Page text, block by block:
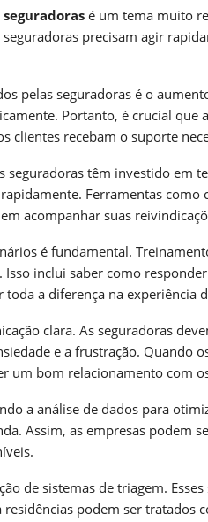
é um tema muito
precisam agir
pelas seguradoras é o
Portanto, é crucial
clientes recebam o suporte
têm investido em
Ferramentas
acompanhar suas
é fundamental.
inclui saber como
a diferença na experiência
clara. As seguradoras
e a frustração. Quando
um bom relacionamento com
a análise de dados para
Assim, as empresas podem
de sistemas de triagem.
podem ser tratados